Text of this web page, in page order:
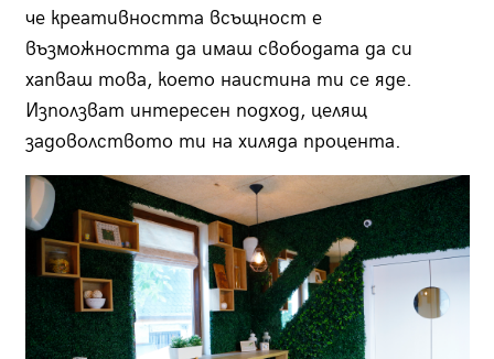
че креативността всъщност е
възможността да имаш свободата да си
хапваш това, което наистина ти се яде.
Използват интересен подход, целящ
задоволството ти на хиляда процента.